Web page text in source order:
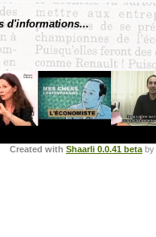
d'informations...
Created with Shaarli 0.0.41 beta by